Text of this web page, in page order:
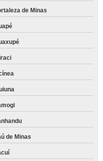
de Minas
de Minas